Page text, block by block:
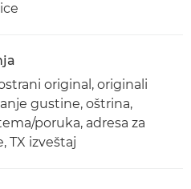
original, originali
gustine, oštrina,
poruka, adresa za
TX izveštaj